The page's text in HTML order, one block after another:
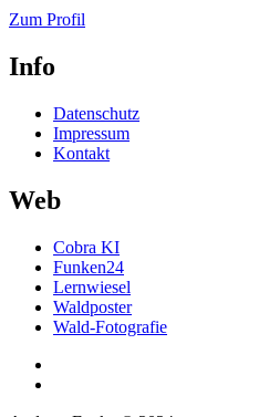
Zum Profil
Info
Datenschutz
Impressum
Kontakt
Web
Cobra KI
Funken24
Lernwiesel
Waldposter
Wald-Fotografie